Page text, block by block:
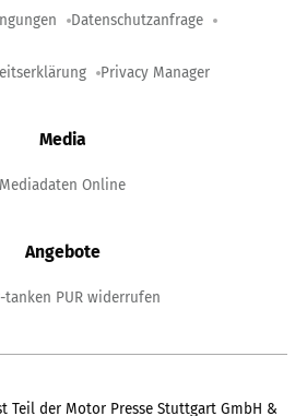
Datenschutzanfrage
Privacy Manager
Media
Mediadaten Online
Angebote
tanken PUR widerrufen
Teil der Motor Presse Stuttgart GmbH &